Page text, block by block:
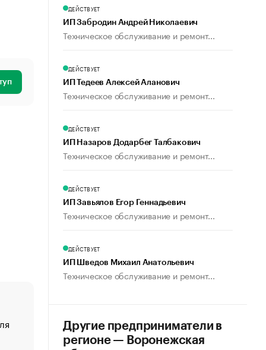
«От спорта тело стареет иначе». Как живет глава
создавшей GTA
ДЕЙСТВУЕТ
ИП Забродин Андрей Николаевич
Техническое обслуживание и ремонт...
ДЕЙСТВУЕТ
ИП Тедеев Алексей Аланович
Техническое обслуживание и ремонт...
ДЕЙСТВУЕТ
ИП Назаров Додарбег Талбакович
Техническое обслуживание и ремонт...
ДЕЙСТВУЕТ
ИП Завьялов Егор Геннадьевич
Техническое обслуживание и ремонт...
ДЕЙСТВУЕТ
ИП Шведов Михаил Анатольевич
Техническое обслуживание и ремонт...
Другие предприниматели в
регионе — Воронежская